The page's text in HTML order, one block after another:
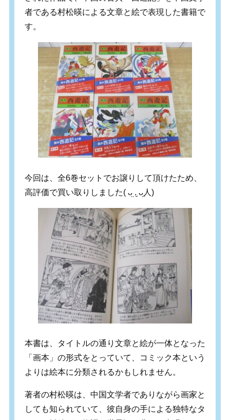
者である村松暎による文章と絵で表現した書籍で
す。
今回は、全6巻セットでお譲りして頂けたため、
高評価で買い取りしました( ᴗ̤ .̮ ᴗ̤人)
本書は、タイトルの通り文章と絵が一体となった
「画本」の形式をとっていて、コミック本という
よりは絵本に分類されるかもしれません。
著者の村松暎は、中国文学者でありながら画家と
しても知られていて、彼自身の手による独特なタ